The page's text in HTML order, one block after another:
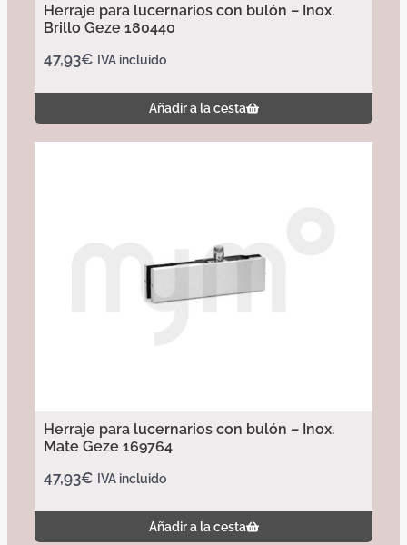
Herraje para lucernarios con bulón – Inox.
Brillo Geze 180440
47,93€ IVA incluido
Añadir a la cesta
Herraje para lucernarios con bulón – Inox.
Mate Geze 169764
47,93€ IVA incluido
Añadir a la cesta